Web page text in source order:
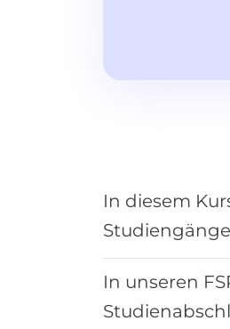
In diesem
In unseren